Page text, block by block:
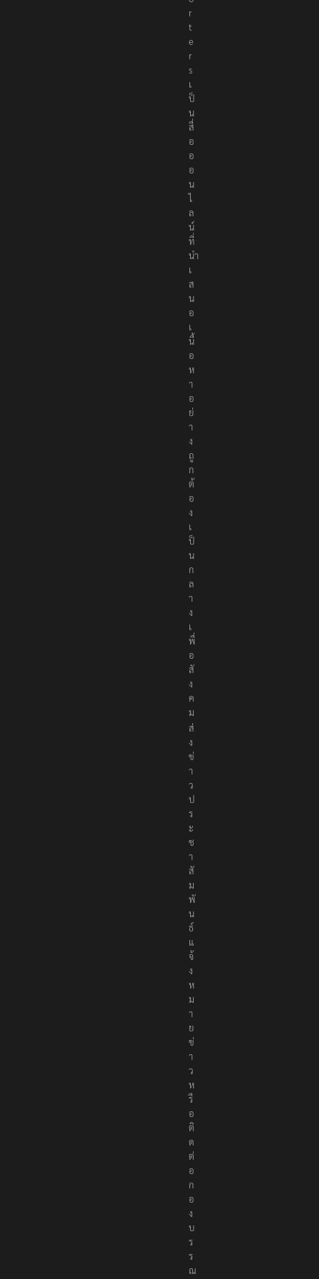
r
t
e
r
s
เ
ป็
น
สื่
อ
อ
อ
น
ไ
ล
น์
ที่
นำ
เ
ส
น
อ
เ
นื้
อ
ห
า
อ
ย่
า
ง
ถู
ก
ต้
อ
ง
เ
ป็
น
ก
ล
า
ง
เ
พื่
อ
สั
ง
ค
ม
ส่
ง
ข่
า
ว
ป
ร
ะ
ช
า
สั
ม
พั
น
ธ์
แ
จ้
ง
ห
ม
า
ย
ข่
า
ว
ห
รื
อ
ติ
ด
ต่
อ
ก
อ
ง
บ
ร
ร
ณ